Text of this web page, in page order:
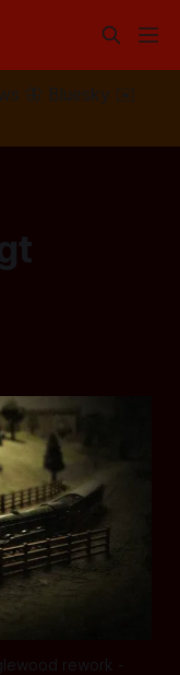
🦋 Bluesky
✉️
rework -